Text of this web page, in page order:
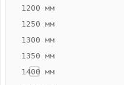
13.79
кг
Добавить
цене
1200 мм
1250 мм
1300 мм
1350 мм
1400 мм